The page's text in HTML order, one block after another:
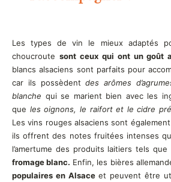
Les types de vin le mieux adaptés
choucroute sont ceux qui ont un goût
blancs alsaciens sont parfaits pour
car ils possèdentdes arômes
blanche qui se marient bien avec les
que les oignons, le raifort et le cidre
Les vins rouges alsaciens sont
ils offrent des notes fruitées intenses
l’amertume des produits laitiers tels que
fromage blanc. Enfin, les bières
populaires en Alsaceet peuvent être